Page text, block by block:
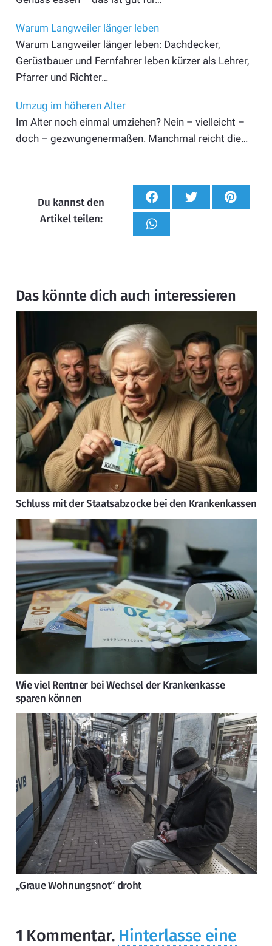
Warum Langweiler länger leben
Warum Langweiler länger leben: Dachdecker,
Gerüstbauer und Fernfahrer leben kürzer als Lehrer,
Pfarrer und Richter…
Umzug im höheren Alter
Im Alter noch einmal umziehen? Nein – vielleicht –
doch – gezwungenermaßen. Manchmal reicht die…
Du kannst den
Artikel teilen:
Das könnte dich auch interessieren
Schluss mit der Staatsabzocke bei den Krankenkassen
Wie viel Rentner bei Wechsel der Krankenkasse
sparen können
„Graue Wohnungsnot“ droht
1 Kommentar. Hinterlasse eine